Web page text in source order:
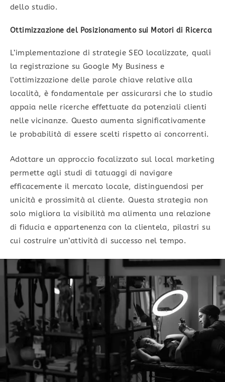
dello studio.
Ottimizzazione del Posizionamento sui Motori di Ricerca
L’implementazione di strategie SEO localizzate, quali
la registrazione su Google My Business e
l’ottimizzazione delle parole chiave relative alla
località, è fondamentale per assicurarsi che lo studio
appaia nelle ricerche effettuate da potenziali clienti
nelle vicinanze. Questo aumenta significativamente
le probabilità di essere scelti rispetto ai concorrenti.
Adottare un approccio focalizzato sul local marketing
permette agli studi di tatuaggi di navigare
efficacemente il mercato locale, distinguendosi per
unicità e prossimità al cliente. Questa strategia non
solo migliora la visibilità ma alimenta una relazione
di fiducia e appartenenza con la clientela, pilastri su
cui costruire un’attività di successo nel tempo.